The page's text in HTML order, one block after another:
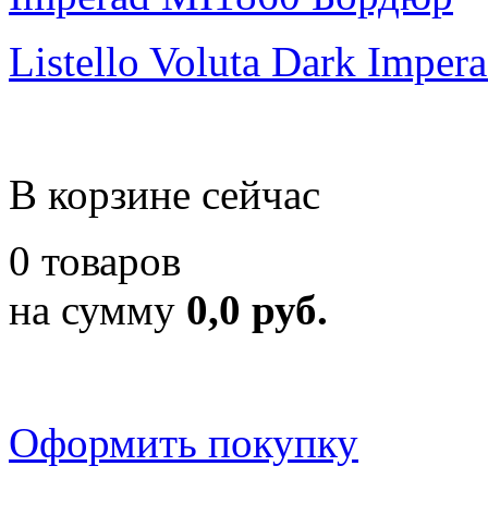
Listello Voluta Dark
В корзине сейчас
0 товаров
на сумму 0,0 руб.
Оформить покупку